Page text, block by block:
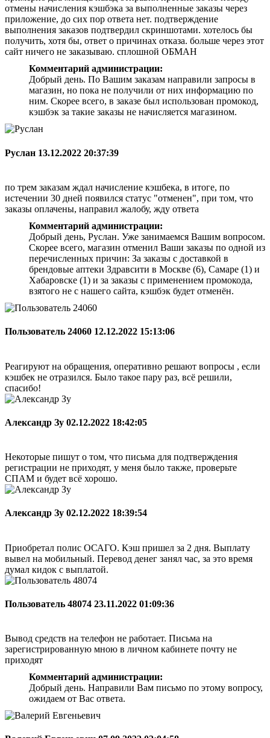
отмены начисления кэшбэка за выполненные заказы через
приложение, до сих пор ответа нет. подтверждение
выполнения заказов подтвердил скриншотами. хотелось бы
получить, хотя бы, ответ о причинах отказа. больше через этот
сайт ничего не заказываю. сплошной ОБМАН
Комментарий администрации:
Добрый день. По Вашим заказам направили запросы в
магазин, но пока не получили от них информацию по
ним. Скорее всего, в заказе был использован промокод,
кэшбэк за такие заказы не начисляется магазином.
Руслан 13.12.2022 20:37:39
по трем заказам ждал начисление кэшбека, в итоге, по
истечении 30 дней появился статус "отменен", при том, что
заказы оплачены, направил жалобу, жду ответа
Комментарий администрации:
Добрый день, Руслан. Уже занимаемся Вашим вопросом.
Скорее всего, магазин отменил Ваши заказы по одной из
перечисленных причин: За заказы с доставкой в
брендовые аптеки Здравсити в Москве (6), Самаре (1) и
Хабаровске (1) и за заказы с применением промокода,
взятого не с нашего сайта, кэшбэк будет отменён.
Пользователь 24060 12.12.2022 15:13:06
Реагируют на обращения, оперативно решают вопросы , если
кэшбек не отразился. Было такое пару раз, всё решили,
спасибо!
Александр Зу 02.12.2022 18:42:05
Некоторые пишут о том, что письма для подтверждения
регистрации не приходят, у меня было также, проверьте
СПАМ и будет всё хорошо.
Александр Зу 02.12.2022 18:39:54
Приобретал полис ОСАГО. Кэш пришел за 2 дня. Выплату
вывел на мобильный. Перевод денег занял час, за это время
думал кидок с выплатой.
Пользователь 48074 23.11.2022 01:09:36
Вывод средств на телефон не работает. Письма на
зарегистрированную мною в личном кабинете почту не
приходят
Комментарий администрации:
Добрый день. Направили Вам письмо по этому вопросу,
ожидаем от Вас ответа.